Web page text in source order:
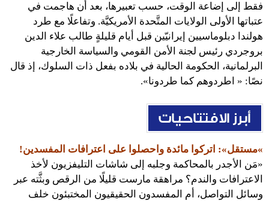
فقط إلى إضاعة الوقت، حسب تعبيرها، بعد أن هاجمت في
عتباتها الأولى الولايات المتَّحدة الأمريكيَّة. وتفاعلًا مع طرد
هولندا دبلوماسيين إيرانيّين قبل أيام قليلةٍ طالب علاء الدين
بروجردي رئيس لجنة الأمن القومي والسياسة الخارجية
البرلمانية، الحكومة الحالية في بلاده بفعل ذات السلوك، إذ قال
نصًا: « اطردوهم كما طردونا».
»مستقل»: اتركوا مائدة واحصلوا على اعترافات المفسدين!
«مَن الأجدر بالمحاكمة وجلبه إلى شاشات التليفزيون لأخذ
الاعترافات والندم؟ مراهقة مارست قليلًا من الرقص وبثَّته عبر
وسائل التواصل، أم المفسدون الحقيقيون المختبئون خلف